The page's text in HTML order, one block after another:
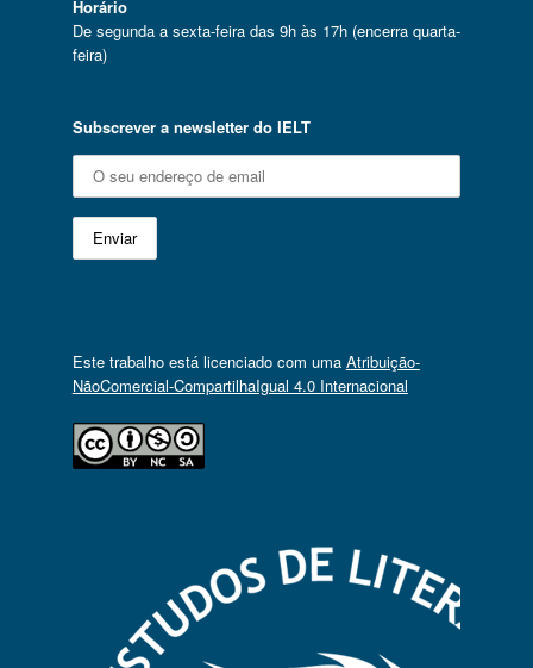
Horário
De segunda a sexta-feira das 9h às 17h (encerra quarta-
feira)
Subscrever a newsletter do IELT
Este trabalho está licenciado com uma Atribuição-
NãoComercial-CompartilhaIgual 4.0 Internacional